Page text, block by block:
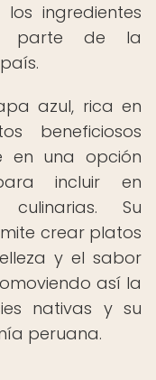
ingredientes
parte de la
azul, rica en
beneficiosos
en una opción
incluir en
culinarias. Su
crear platos
y el sabor
así la
nativas y su
peruana.